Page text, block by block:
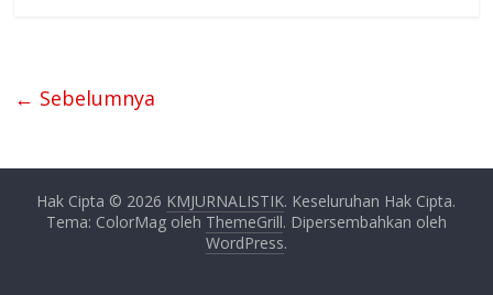
← Sebelumnya
Hak Cipta © 2026 KMJURNALISTIK. Keseluruhan Hak Cipta.
Tema: ColorMag oleh ThemeGrill. Dipersembahkan oleh
WordPress.